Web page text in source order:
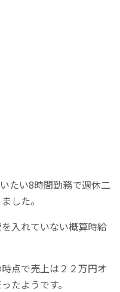
たい8時間勤務で週休二
した。
入れていない概算時給
点で売上は２２万円オ
たようです。